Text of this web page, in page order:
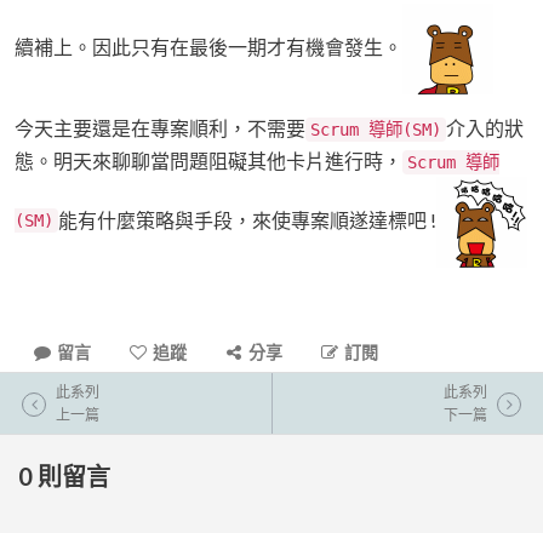
續補上。因此只有在最後一期才有機會發生。
今天主要還是在專案順利，不需要 Scrum 導師(SM) 介入的狀
態。明天來聊聊當問題阻礙其他卡片進行時，
Scrum 導師
(SM) 能有什麼策略與手段，來使專案順遂達標吧 !
留言 追蹤 分享 訂閱
此系列
上一篇
此系列
下一篇
0 則留言